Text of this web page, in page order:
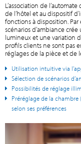
L’association de
de l’hôtel et au dispositif
fonctions à disposition. Par
scénarios d’ambiance
lumineux et une variation
profils clients ne sont pas
réglages de la pièce et de
Utilisation intuitive via
Sélection de scénarios
Possibilités de réglage
Préréglage de la chambre
selon ses préférences